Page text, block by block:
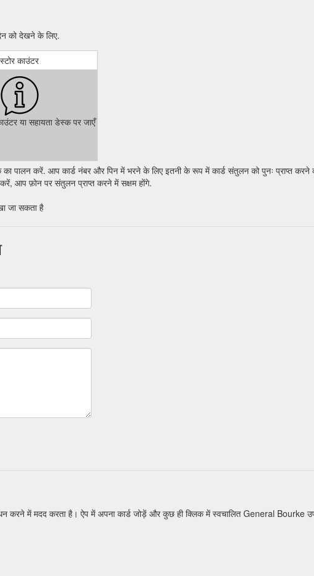
को देखने के लिए.
स्टोर काउंटर
या सहायता डेस्क पर जाएँ
पालन करें. आप कार्ड नंबर और पिन में भरने के लिए इतनी के रूप में कार्ड संतुलन को पुनः प्राप्त करने
आप फ़ोन पर संतुलन प्राप्त करने में सक्षम होंगे.
जा सकता है
करने में मदद करता है। ऐप में अपना कार्ड जोड़ें और कुछ ही क्लिक में स्वचालित General Bourke